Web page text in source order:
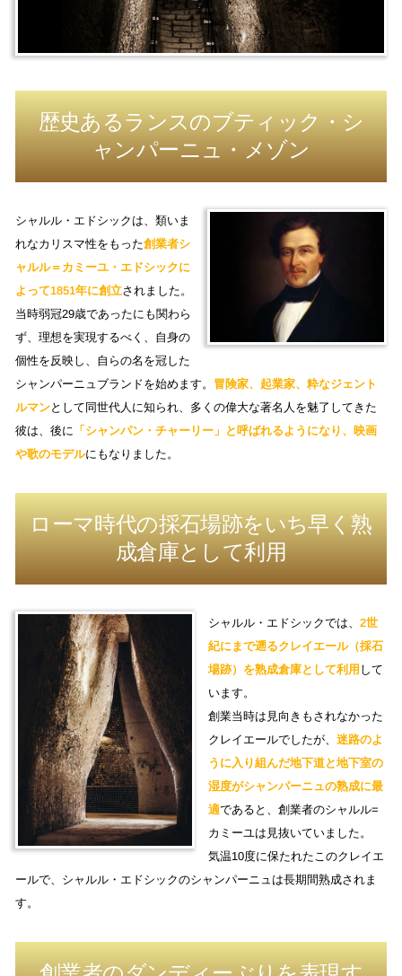
歴史あるランスのブティック・シ
ャンパーニュ・メゾン
シャルル・エドシックは、類いま
れなカリスマ性をもった創業者シ
ャルル＝カミーユ・エドシックに
よって1851年に創立されました。
当時弱冠29歳であったにも関わら
ず、理想を実現するべく、自身の
個性を反映し、自らの名を冠した
シャンパーニュブランドを始めます。 冒険家、起業家、粋なジェント
ルマンとして同世代人に知られ、多くの偉大な著名人を魅了してきた
彼は、後に 「シャンパン・チャーリー」と呼ばれるようになり、映画
や歌のモデルにもなりました。
ローマ時代の採石場跡をいち早く熟
成倉庫として利用
シャルル・エドシックでは、 2世
紀にまで遡るクレイエール（採石
場跡）を熟成倉庫として利用 して
います。
創業当時は見向きもされなかった
クレイエールでしたが、 迷路のよ
うに入り組んだ地下道と地下室の
湿度がシャンパーニュの熟成に最
適であると、創業者のシャルル=
カミーユは見抜いていました。
気温10度に保たれたこのクレイエ
ールで、シャルル・エドシックのシャンパーニュは長期間熟成されま
す。